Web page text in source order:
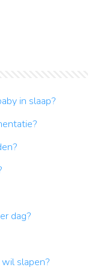
in slaap?
dag?
slapen?